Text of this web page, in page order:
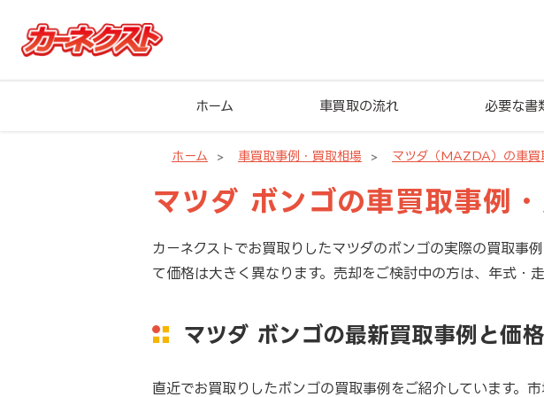
ホーム 車買取の流れ 必要な書
ホーム 車買取事例・買取相場 マツダ（MAZDA）の車買
マツダ ボンゴの車買取事例
カーネクストでお買取りしたマツダのボンゴの実際の買取事
て価格は大きく異なります。売却をご検討中の方は、年式・
マツダ ボンゴの最新買取事例と価
直近でお買取りしたボンゴの買取事例をご紹介しています。